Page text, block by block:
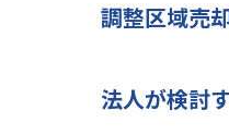
調整区域売
法人が検討